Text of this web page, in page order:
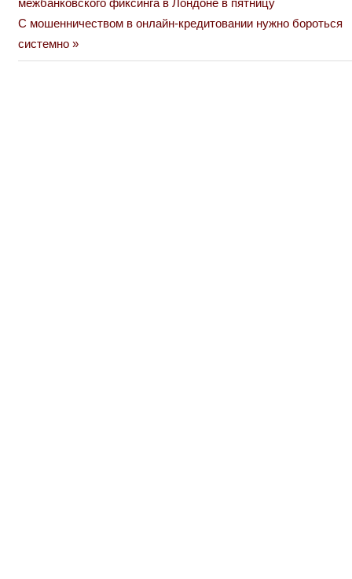
по
записям
межбанковского фиксинга в Лондоне в пятницу
Next
Post:
С мошенничеством в онлайн-кредитовании нужно бороться
системно